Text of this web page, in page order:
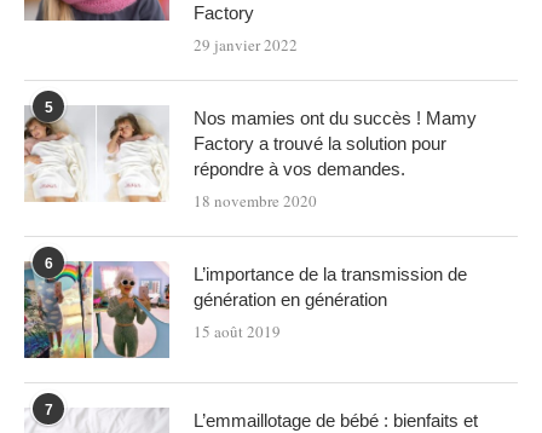
Factory
29 janvier 2022
5
Nos mamies ont du succès ! Mamy
Factory a trouvé la solution pour
répondre à vos demandes.
18 novembre 2020
6
L’importance de la transmission de
génération en génération
15 août 2019
7
L’emmaillotage de bébé : bienfaits et